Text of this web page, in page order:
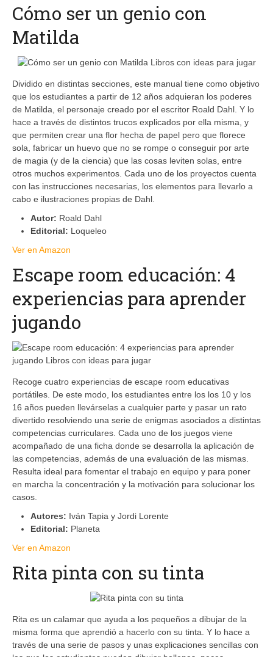
Cómo ser un genio con
Matilda
Dividido en distintas secciones, este manual tiene como objetivo
que los estudiantes a partir de 12 años adquieran los poderes
de Matilda, el personaje creado por el escritor Roald Dahl. Y lo
hace a través de distintos trucos explicados por ella misma, y
que permiten crear una flor hecha de papel pero que florece
sola, fabricar un huevo que no se rompe o conseguir por arte
de magia (y de la ciencia) que las cosas leviten solas, entre
otros muchos experimentos. Cada uno de los proyectos cuenta
con las instrucciones necesarias, los elementos para llevarlo a
cabo e ilustraciones propias de Dahl.
Autor: Roald Dahl
Editorial: Loqueleo
Ver en Amazon
Escape room educación: 4
experiencias para aprender
jugando
Recoge cuatro experiencias de escape room educativas
portátiles. De este modo, los estudiantes entre los los 10 y los
16 años pueden llevárselas a cualquier parte y pasar un rato
divertido resolviendo una serie de enigmas asociados a distintas
competencias curriculares. Cada uno de los juegos viene
acompañado de una ficha donde se desarrolla la aplicación de
las competencias, además de una evaluación de las mismas.
Resulta ideal para fomentar el trabajo en equipo y para poner
en marcha la concentración y la motivación para solucionar los
casos.
Autores: Iván Tapia y Jordi Lorente
Editorial: Planeta
Ver en Amazon
Rita pinta con su tinta
Rita es un calamar que ayuda a los pequeños a dibujar de la
misma forma que aprendió a hacerlo con su tinta. Y lo hace a
través de una serie de pasos y unas explicaciones sencillas con